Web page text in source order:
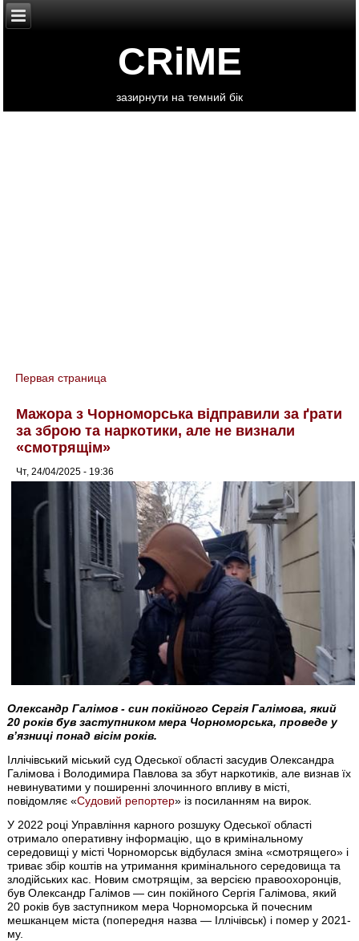
CRiME
зазирнути на темний бік
You are here
Первая страница
Мажора з Чорноморська відправили за ґрати
за зброю та наркотики, але не визнали
«смотрящім»
Чт, 24/04/2025 - 19:36
Олександр Галімов - син покійного Сергія Галімова, який
20 років був заступником мера Чорноморська, проведе у
в’язниці понад вісім років.
Іллічівський міський суд Одеської області засудив Олександра
Галімова і Володимира Павлова за збут наркотиків, але визнав їх
невинуватими у поширенні злочинного впливу в місті,
повідомляє «Судовий репортер» із посиланням на вирок.
У 2022 році Управління карного розшуку Одеської області
отримало оперативну інформацію, що в кримінальному
середовищі у місті Чорноморськ відбулася зміна «смотрящего» і
триває збір коштів на утримання кримінального середовища та
злодійських кас. Новим смотрящім, за версією правоохоронців,
був Олександр Галімов — син покійного Сергія Галімова, який
20 років був заступником мера Чорноморська й почесним
мешканцем міста (попередня назва — Іллічівськ) і помер у 2021-
му.